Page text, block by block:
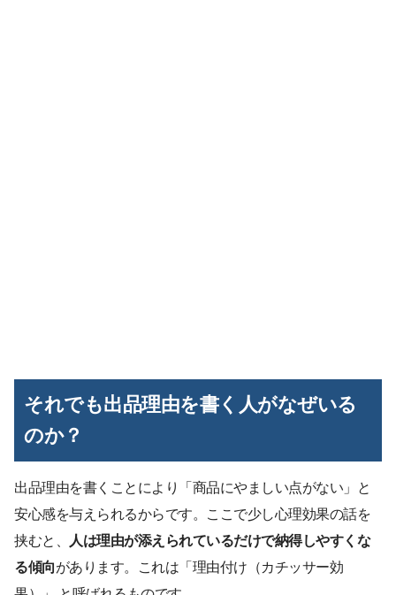
それでも出品理由を書く人がなぜいる
のか？
出品理由を書くことにより「商品にやましい点がない」と
安心感を与えられるからです。ここで少し心理効果の話を
挟むと、
人は理由が添えられているだけで納得しやすくな
る傾向があります。これは「理由付け（カチッサー効